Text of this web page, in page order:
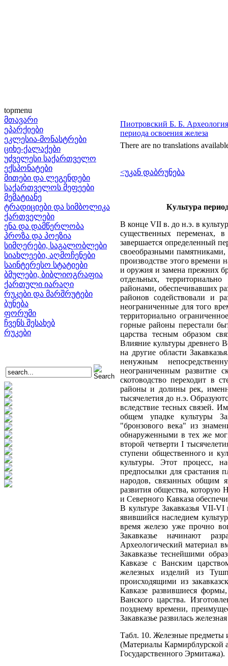
topmenu
მთავარი
ეპარქიები
ეკლესია-მონასტრები
ციხე-ქალაქები
უძველესი საქართველო
ექსპონატები
მითები და ლეგენდები
საქართველოს მეფეები
მემატიანე
ტრადიციები და სიმბოლიკა
ქართველები
ენა და დამწერლობა
პროზა და პოეზია
სიმღერები, საგალობლები
სიახლეები, აღმოჩენები
საინტერესო სტატიები
ბმულები, ბიბლიოგრაფია
ქართული იარაღი
რუკები და მარშრუტები
ბუნება
ფორუმი
ჩვენს შესახებ
რუკები
Пиотровский Б. Б.
периода освоения железа
There are no translations
<უკან დაბრუნება
Культура
В конце VII в. до н.э. в
существенных переменах,
завершается определенный
своеобразными
производстве этого времени
и оружия и замена прежних
отдельных,
районами, обеспечивавших
районов содействовали и
неограниченные для того
территориально
горные районы перестали
царства тесным образом
Влияние культуры древнего
на другие области
ненужным
неограниченным развитие
скотоводство переходит в
районы и долины рек,
тысячелетия до н.э.
вследствие тесных связей.
общем упадке культуры
"бронзового века" из
обнаруженными в тех же
второй четверти I
ступени общественного и
культуры. Этот процесс,
предпосылки для срастания
народов, связанных общим
развития общества, которую
и Северного Кавказа
В культуре Закавказья VII-
явившийся наследием
время железо уже прочно
Закавказье начинают
Археологический материал
Закавказье теснейшими
Кавказе с Ванским
железных изделий из
происходящими из
Кавказе развившиеся
Ванского царства.
позднему времени,
Закавказье развилась
Табл. 10. Железные предметы
(Материалы Кармирблурской
Государственного Эрмитажа).